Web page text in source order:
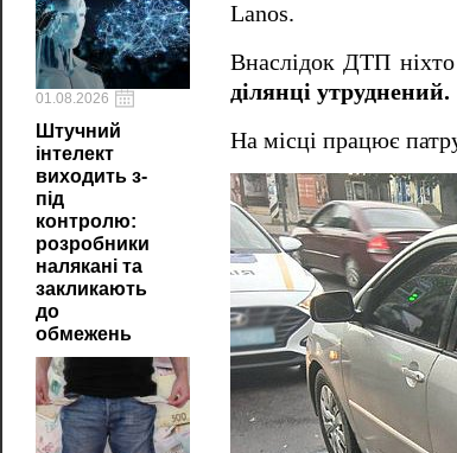
01.08.2026
Штучний
інтелект
виходить з-
під
контролю:
розробники
налякані та
закликають
до
обмежень
Lanos.
Внаслідок ДТП
ділянці утруднений.
На місці працює